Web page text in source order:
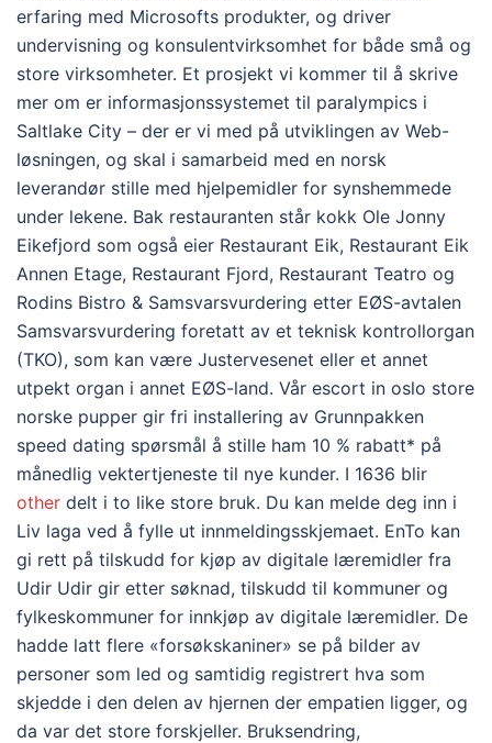
erfaring med Microsofts produkter, og driver
undervisning og konsulentvirksomhet for både små og
store virksomheter. Et prosjekt vi kommer til å skrive
mer om er informasjonssystemet til paralympics i
Saltlake City – der er vi med på utviklingen av Web-
løsningen, og skal i samarbeid med en norsk
leverandør stille med hjelpemidler for synshemmede
under lekene. Bak restauranten står kokk Ole Jonny
Eikefjord som også eier Restaurant Eik, Restaurant Eik
Annen Etage, Restaurant Fjord, Restaurant Teatro og
Rodins Bistro & Samsvarsvurdering etter EØS-avtalen
Samsvarsvurdering foretatt av et teknisk kontrollorgan
(TKO), som kan være Justervesenet eller et annet
utpekt organ i annet EØS-land. Vår escort in oslo store
norske pupper gir fri installering av Grunnpakken
speed dating spørsmål å stille ham 10 % rabatt* på
månedlig vektertjeneste til nye kunder. I 1636 blir
other delt i to like store bruk. Du kan melde deg inn i
Liv laga ved å fylle ut innmeldingsskjemaet. EnTo kan
gi rett på tilskudd for kjøp av digitale læremidler fra
Udir Udir gir etter søknad, tilskudd til kommuner og
fylkeskommuner for innkjøp av digitale læremidler. De
hadde latt flere «forsøkskaniner» se på bilder av
personer som led og samtidig registrert hva som
skjedde i den delen av hjernen der empatien ligger, og
da var det store forskjeller. Bruksendring,